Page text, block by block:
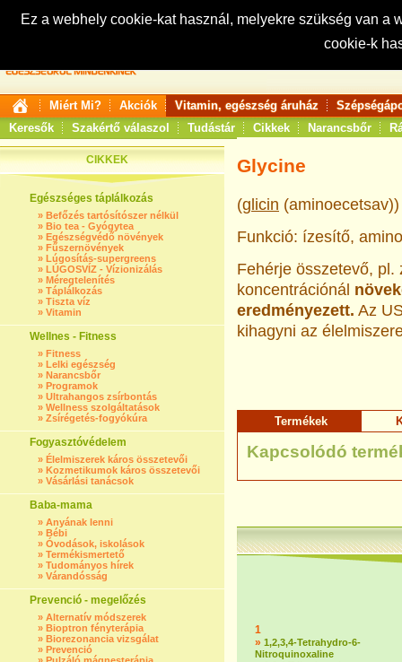
Ez a webhely cookie-kat használ, melyekre szükség van
cookie-k
Keresés:
Miért Mi? Akciók Vitamin, egészség áruház
Keresők
Szakértő válaszol Tudástár Cikkek Narancsbőr
CIKKEK
Egészséges táplálkozás
» Befőzés tartósítószer nélkül
» Bio tea - Gyógytea
» Egészségvédő növények
» Fűszernövények
» Lúgosítás-supergreens
» LÚGOSVÍZ - Vízionizálás
» Méregtelenítés
» Táplálkozás
» Tiszta víz
» Vitamin
Wellnes - Fitness
» Fitness
» Lelki egészség
» Narancsbőr
» Programok
» Ultrahangos zsírbontás
» Wellness szolgáltatások
» Zsírégetés-fogyókúra
Fogyasztóvédelem
» Élelmiszerek káros összetevői
» Kozmetikumok káros összetevői
» Vásárlási tanácsok
Baba-mama
» Anyának lenni
» Bébi
» Óvodások, iskolások
» Termékismertető
» Tudományos hírek
» Várandósság
Prevenció - megelőzés
» Alternatív módszerek
» Bioptron fényterápia
» Biorezonancia vizsgálat
» Prevenció
Glycine
(glicin (aminoecetsav))
Funkció: ízesítő,
Fehérje összetevő,
koncentrációnál
eredményezett. Az
kihagyni az
Termékek
Kapcsolódó
1
» 1,2,3,4-Tetrahydro-6-
Nitroquinoxaline